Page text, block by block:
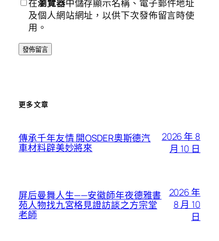
在瀏覽器中儲存顯示名稱、電子郵件地址
及個人網站網址，以供下次發佈留言時使
用。
更多文章
傳承千年友情 開OSDER奧斯德汽
車材料辟美妙將來
2026 年 8
月 10 日
屏后曼舞人生——安徽師年夜德雅書
苑人物找九宮格見證訪談之方宗堂
老師
2026 年
8 月 10
日